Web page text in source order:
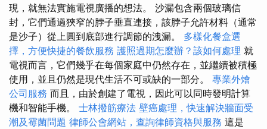
現，就無法實施電視廣播的想法。 沙漏包含兩個玻璃信
封，它們通過狹窄的脖子垂直連接，該脖子允許材料（通常
是沙子）從上圓到底部進行調節的洩漏。 多樣化餐盒選
擇，方便快捷的餐飲服務 護照過期怎麼辦？該如何處理 就
電視而言，它們幾乎在每個家庭中仍然存在，並繼續被積極
使用，並且仍然是現代生活不可或缺的一部分。 專業外燴
公司服務 而且，由於創建了電視，因此可以同時發明計算
機和智能手機。 士林撥筋療法 壁癌處理，快速解決牆面受
潮及霉菌問題 律師公會網站，查詢律師資格與服務 這是